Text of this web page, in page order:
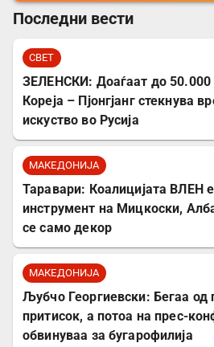
Последни вести
СВЕТ
ЗЕЛЕНСКИ: Доаѓаат до 50.000
Кореја – Пјонгјанг стекнува
искуство во Русија
МАКЕДОНИЈА
Таравари: Коалицијата ВЛЕН
инструмент на Мицкоски,
се само декор
МАКЕДОНИЈА
Љубчо Георгиевски: Бегаа од
притисок, а потоа на прес-
обвинуваа за бугарофилија